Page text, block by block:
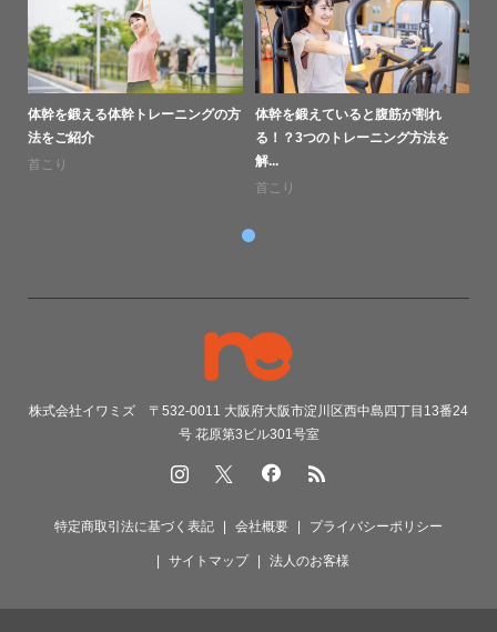
体幹を鍛える体幹トレーニングの方
法をご紹介
首こり
体幹を鍛えていると腹筋が割れ
る！？3つのトレーニング方法を
解...
首こり
株式会社イワミズ 〒532-0011 大阪府大阪市淀川区西中島四丁目13番24
号 花原第3ビル301号室
特定商取引法に基づく表記 会社概要 プライバシーポリシー
サイトマップ 法人のお客様